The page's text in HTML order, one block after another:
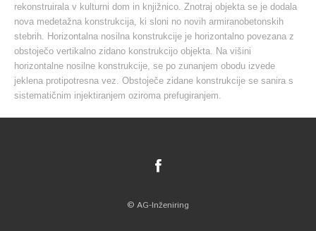
rekonstruirala v kulturni dom in knjižnico. Znotraj objekta se je dodala
nova medetažna konstrukcija, ki sloni no novih armiranobetonskih
stebrih. Horizontalna nosilna konstrukcije je horizontalno povezana z
obstoječo vertikalno zidano konstrukcijo objekta. Na višini
horizontalne nosilne konstrukcije, se po zunanjem obodu izvede
jeklena protipotresna vez. Obstoječe zidane konstrukcije se sanira s
sistematičnim injektiranjem oziroma prefugiranjem.
© AG-Inženiring